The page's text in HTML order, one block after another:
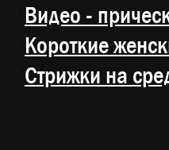
Видео -
Короткие
Стрижки на